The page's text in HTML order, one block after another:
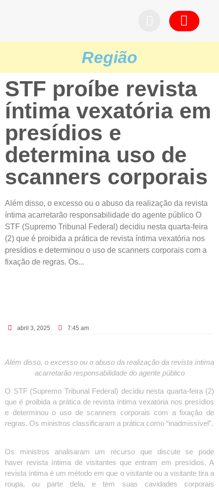
Região
STF proíbe revista
íntima vexatória em
presídios e
determina uso de
scanners corporais
Além disso, o excesso ou o abuso da realização da revista
íntima acarretarão responsabilidade do agente público O
STF (Supremo Tribunal Federal) decidiu nesta quarta-feira
(2) que é proibida a prática de revista íntima vexatória nos
presídios e determinou o uso de scanners corporais com a
fixação de regras. Os...
abril 3, 2025 7:45 am
Além disso, o excesso ou o abuso da realização da revista íntima
acarretarão responsabilidade do agente público
O STF (Supremo Tribunal Federal) decidiu nesta quarta-feira (2)
que é proibida a prática de revista íntima vexatória nos presídios
e determinou o uso de scanners corporais com a fixação de
regras. Os ministros classificaram a prática como “inadmissível”.
Os ministros analisaram um recurso que discute se pode
haver revista íntima de visitantes que entram em presídios. A
revista íntima é um método em que o visitante ou a visitante tira a
roupa, ou parte dela, e tem suas cavidades corporais